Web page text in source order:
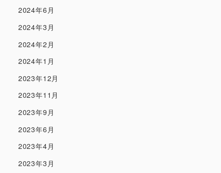
2024年6月
2024年3月
2024年2月
2024年1月
2023年12月
2023年11月
2023年9月
2023年6月
2023年4月
2023年3月